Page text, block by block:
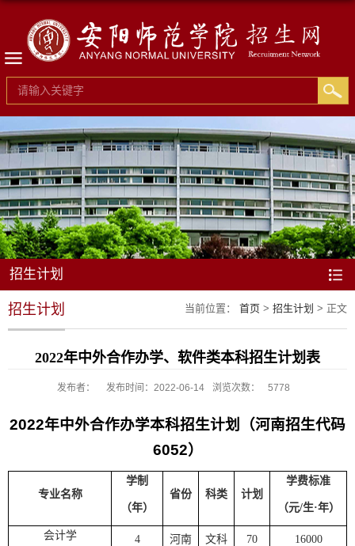
招生计划
当前位置： 首页 > 招生计划 > 正文
招生计划
2022年中外合作办学、软件类本科招生计划表
发布者： 发布时间：2022-06-14 浏览次数： 5778
2022年中外合作办学本科招生计划（河南招生代码
6052）
专业名称
学制
（年）
省份 科类 计划
学费标准
（元/生·年）
会计学 4 河南 文科 70 16000